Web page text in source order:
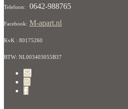
Telefoon: 0642-988765
Facebook: M-apart.nl
KvK : 80175260
BTW: NL003403055B37